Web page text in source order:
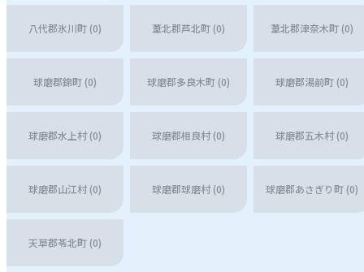
八代郡氷川町 (0) 葦北郡芦北町 (0) 葦北郡津奈木町 (0)
球磨郡錦町 (0) 球磨郡多良木町 (0) 球磨郡湯前町 (0)
球磨郡水上村 (0) 球磨郡相良村 (0) 球磨郡五木村 (0)
球磨郡山江村 (0) 球磨郡球磨村 (0) 球磨郡あさぎり町 (0)
天草郡苓北町 (0)